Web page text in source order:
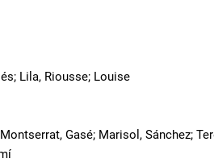
Lila, Riousse; Louise
Gasé; Marisol, Sánchez;